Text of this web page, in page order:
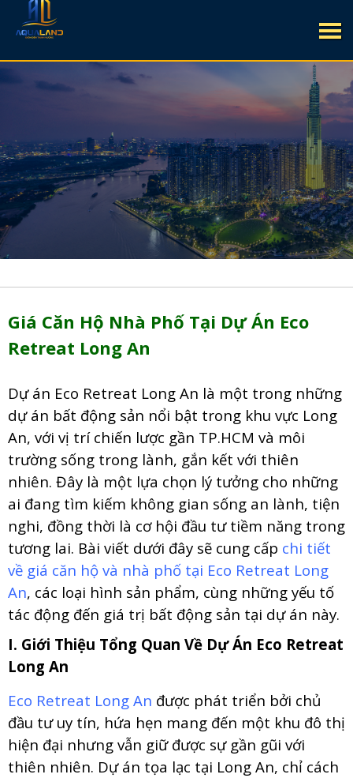
Giá Căn Hộ Nhà Phố Tại Dự Án Eco
Retreat Long An
Dự án Eco Retreat Long An là một trong những
dự án bất động sản nổi bật trong khu vực Long
An, với vị trí chiến lược gần TP.HCM và môi
trường sống trong lành, gắn kết với thiên
nhiên. Đây là một lựa chọn lý tưởng cho những
ai đang tìm kiếm không gian sống an lành, tiện
nghi, đồng thời là cơ hội đầu tư tiềm năng trong
tương lai. Bài viết dưới đây sẽ cung cấp chi tiết
về giá căn hộ và nhà phố tại Eco Retreat Long
An, các loại hình sản phẩm, cùng những yếu tố
tác động đến giá trị bất động sản tại dự án này.
I. Giới Thiệu Tổng Quan Về Dự Án Eco Retreat
Long An
Eco Retreat Long An được phát triển bởi chủ
đầu tư uy tín, hứa hẹn mang đến một khu đô thị
hiện đại nhưng vẫn giữ được sự gần gũi với
thiên nhiên. Dự án tọa lạc tại Long An, chỉ cách